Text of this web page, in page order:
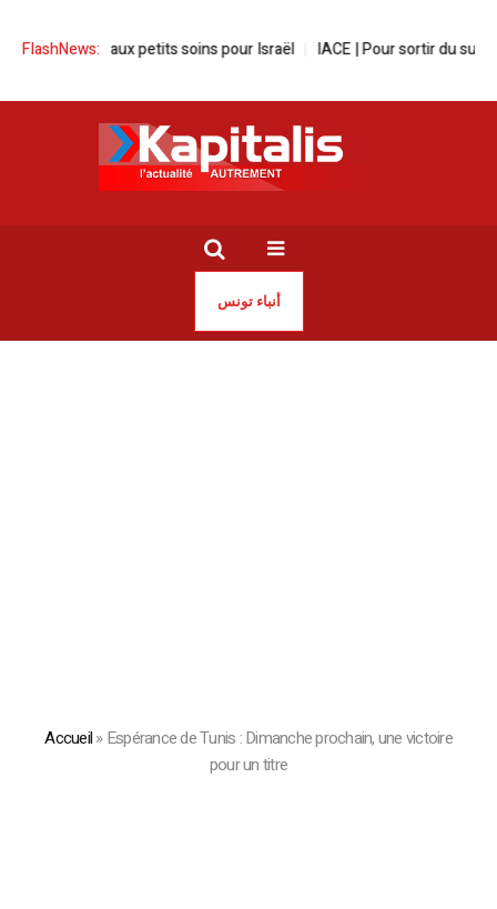
FlashNews:aux petits soins pour Israël IACE | Pour sortir du
أنباء تونس
Accueil»Espérance de Tunis : Dimanche prochain, une victoire
pour un titre